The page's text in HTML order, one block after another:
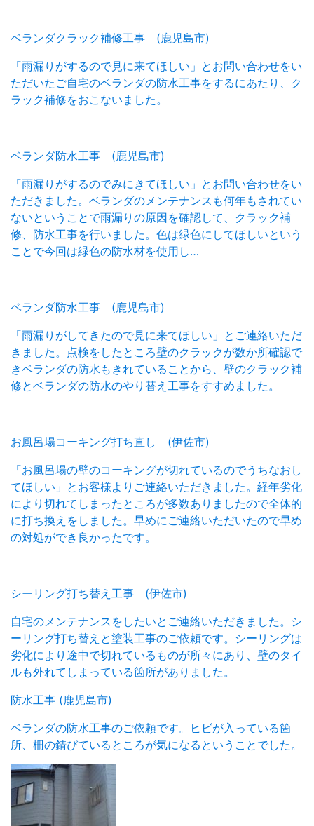
ベランダクラック補修工事 (鹿児島市)
「雨漏りがするので見に来てほしい」とお問い合わせをい
ただいたご自宅のベランダの防水工事をするにあたり、ク
ラック補修をおこないました。
ベランダ防水工事 (鹿児島市)
「雨漏りがするのでみにきてほしい」とお問い合わせをい
ただきました。ベランダのメンテナンスも何年もされてい
ないということで雨漏りの原因を確認して、クラック補
修、防水工事を行いました。色は緑色にしてほしいという
ことで今回は緑色の防水材を使用し…
ベランダ防水工事 (鹿児島市)
「雨漏りがしてきたので見に来てほしい」とご連絡いただ
きました。点検をしたところ壁のクラックが数か所確認で
きベランダの防水もきれていることから、壁のクラック補
修とベランダの防水のやり替え工事をすすめました。
お風呂場コーキング打ち直し (伊佐市)
「お風呂場の壁のコーキングが切れているのでうちなおし
てほしい」とお客様よりご連絡いただきました。経年劣化
により切れてしまったところが多数ありましたので全体的
に打ち換えをしました。早めにご連絡いただいたので早め
の対処ができ良かったです。
シーリング打ち替え工事 (伊佐市)
自宅のメンテナンスをしたいとご連絡いただきました。シ
ーリング打ち替えと塗装工事のご依頼です。シーリングは
劣化により途中で切れているものが所々にあり、壁のタイ
ルも外れてしまっている箇所がありました。
防水工事 (鹿児島市)
ベランダの防水工事のご依頼です。ヒビが入っている箇
所、柵の錆びているところが気になるということでした。